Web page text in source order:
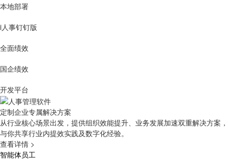
本地部署
i人事钉钉版
全面绩效
国企绩效
开发平台
定制企业专属解决方案
从行业核心场景出发，提供组织效能提升、业务发展加速双重解决方案，
与你共享行业内提效实践及数字化经验。
查看详情 >
智能体员工